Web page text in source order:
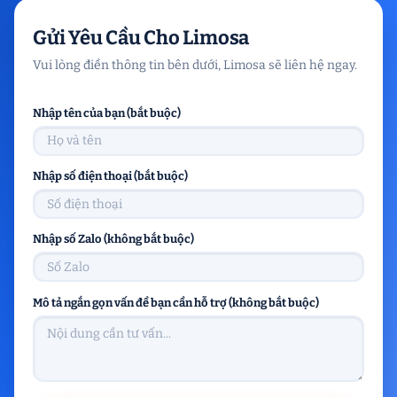
Gửi Yêu Cầu Cho Limosa
Vui lòng điền thông tin bên dưới, Limosa sẽ liên hệ ngay.
Nhập tên của bạn (bắt buộc)
Nhập số điện thoại (bắt buộc)
Nhập số Zalo (không bắt buộc)
Mô tả ngắn gọn vấn đề bạn cần hỗ trợ (không bắt buộc)